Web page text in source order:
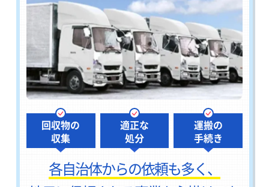
回収物の
収集
適正な
処分
運搬の
手続き
各自治体からの依頼も多く、